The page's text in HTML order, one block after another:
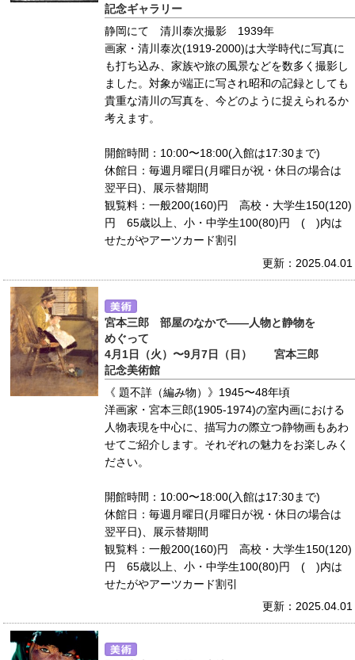
記念ギャラリー
静岡にて 清川泰次撮影 1939年
画家・清川泰次(1919-2000)は大学時代に写真に
も打ち込み、家族や旅の風景などを数多く撮影し
ました。対象が端正に写され昭和の記録としても
貴重な清川の写真を、今どのように捉えられるか
考えます。
開館時間：10:00〜18:00(入館は17:30まで)
休館日：毎週月曜日(月曜日が祝・休日の場合は
翌平日)、展示替期間
観覧料：一般200(160)円 高校・大学生150(120)
円 65歳以上、小・中学生100(80)円 ( )内は
せたがやアーツカード割引
更新：2025.04.01
宮本三郎 部屋のなかで――人物と静物を
めぐって
4月1日（火）〜9月7日（日） 宮本三郎
記念美術館
《 題不詳（編み物）》1945〜48年頃
洋画家・宮本三郎(1905-1974)の室内画における
人物表現を中心に、描写力の際立つ静物画もあわ
せてご紹介します。それぞれの魅力をお楽しみく
ださい。
開館時間：10:00〜18:00(入館は17:30まで)
休館日：毎週月曜日(月曜日が祝・休日の場合は
翌平日)、展示替期間
観覧料：一般200(160)円 高校・大学生150(120)
円 65歳以上、小・中学生100(80)円 ( )内は
せたがやアーツカード割引
更新：2025.04.01